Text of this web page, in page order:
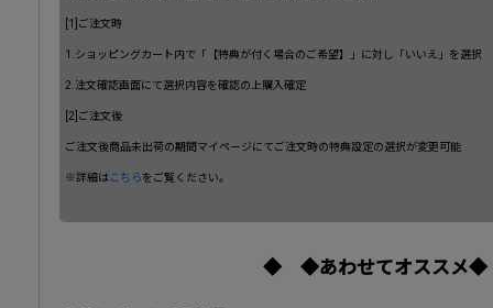
[1]ご注文時
1.ショッピングカート内で「【特典が付く場合のご希望】」に対し「いいえ」を選択
2.注文確認画面にて選択内容を確認の上購入確定
[2]ご注文後
ご注文後商品未出荷の期間マイページにてご注文時の特典設定の選択が変更可能
※詳細はこちらをご覧ください。
◆ ◆あわせてオスス